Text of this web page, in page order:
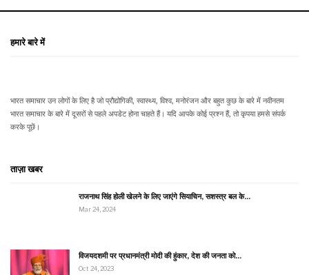
हमारे बारे में
भारत समाचार उन लोगों के लिए है जो प्रौद्योगिकी, स्वास्थ्य, विश्व, मनोरंजन और बहुत कुछ के बारे में नवीनतम
भारत समाचार के बारे में दूसरों से पहले अपडेट होना चाहते हैं। यदि आपके कोई प्रश्न हैं, तो कृपया हमसे संपर्क
करके पूछें।
ताज़ा खबर
राजनाथ सिंह होली खेलने के लिए जाएंगे सियाचिन, सशस्त्र बल के…
Mar 24, 2024
विजयदशमी पर प्रधानमंत्री मोदी की हुंकार, देश की जनता को…
Oct 24, 2023